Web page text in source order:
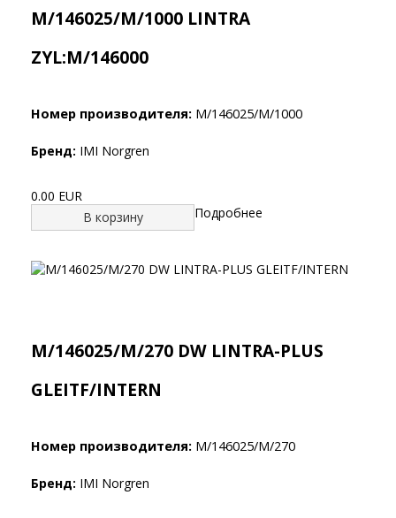
M/146025/M/1000 LINTRA
ZYL:M/146000
Номер производителя: M/146025/M/1000
Бренд: IMI Norgren
0.00 EUR
В корзину
Подробнее
M/146025/M/270 DW LINTRA-PLUS
GLEITF/INTERN
Номер производителя: M/146025/M/270
Бренд: IMI Norgren